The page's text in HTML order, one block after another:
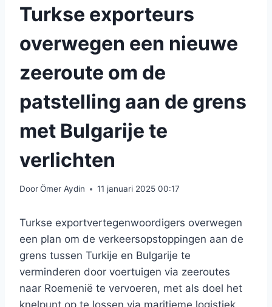
Turkse exporteurs
overwegen een nieuwe
zeeroute om de
patstelling aan de grens
met Bulgarije te
verlichten
DoorÖmer Aydin 11 januari 2025 00:17
Turkse exportvertegenwoordigers overwegen
een plan om de verkeersopstoppingen aan de
grens tussen Turkije en Bulgarije te
verminderen door voertuigen via zeeroutes
naar Roemenië te vervoeren, met als doel het